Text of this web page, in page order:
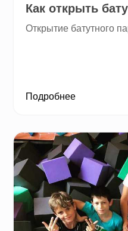
Как открыть
Открытие батутного
Подробнее